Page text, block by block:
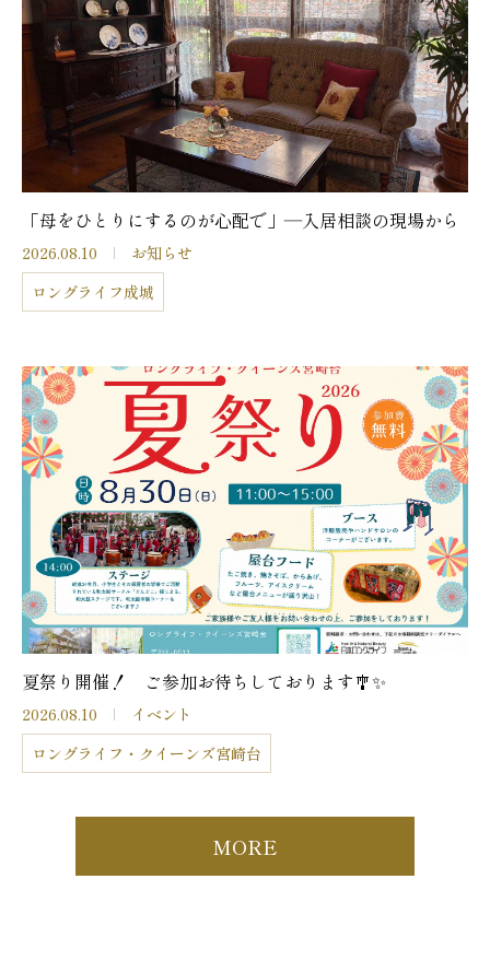
「母をひとりにするのが心配で」―入居相談の現場から
2026.08.10
お知らせ
ロングライフ成城
夏祭り開催！ ご参加お待ちしております🎐✨
2026.08.10
イベント
ロングライフ・クイーンズ宮崎台
MORE